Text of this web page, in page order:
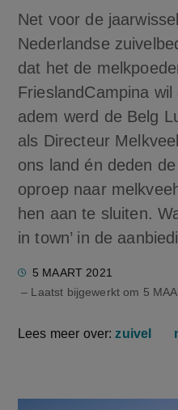
Net voor de
Nederlandse
dat het de
FrieslandCampina
adem werd de Belg
als Directeur
ons land én deden
oproep naar
hen aan te sluiten.
in town’ in de
5 MAART 2021
– Laatst bijgewerkt om 5
Lees meer over:zuivel